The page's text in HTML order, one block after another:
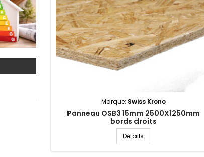
Marque: Swiss Krono
Panneau OSB3 15mm 2500X1250mm
bords droits
Détails